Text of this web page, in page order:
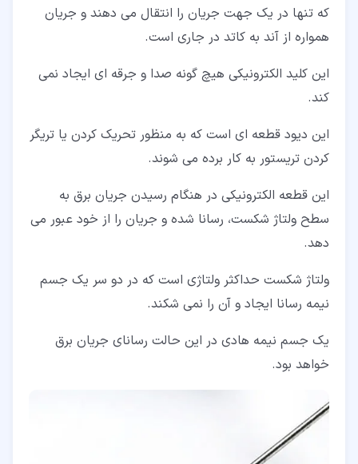
که تنها در یک جهت جریان را انتقال می دهند و جریان
همواره از آند به کاتد در جاری است.
این کلید الکترونیکی هیچ گونه صدا و جرقه ای ایجاد نمی
کند.
این دیود قطعه ای است که به منظور تحریک کردن یا تریگر
کردن تریستور به کار برده می شوند.
این قطعه الکترونیکی در هنگام رسیدن جریان برق به
سطح ولتاژ شکست، رسانا شده و جریان را از خود عبور می
دهد.
ولتاژ شکست حداکثر ولتاژی است که در دو سر یک جسم
نیمه رسانا ایجاد و آن را نمی شکند.
یک جسم نیمه هادی در این حالت رسانای جریان برق
خواهد بود.